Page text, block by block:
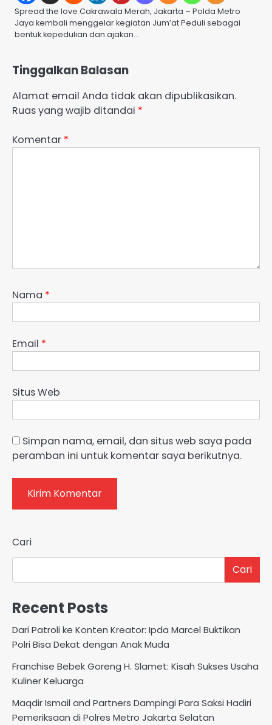
Spread the love Cakrawala Merah, Jakarta – Polda Metro
Jaya kembali menggelar kegiatan Jum’at Peduli sebagai
bentuk kepedulian dan ajakan…
Tinggalkan Balasan
Alamat email Anda tidak akan dipublikasikan.
Ruas yang wajib ditandai *
Komentar *
Nama *
Email *
Situs Web
Simpan nama, email, dan situs web saya pada
peramban ini untuk komentar saya berikutnya.
Cari
Cari
Recent Posts
Dari Patroli ke Konten Kreator: Ipda Marcel Buktikan
Polri Bisa Dekat dengan Anak Muda
Franchise Bebek Goreng H. Slamet: Kisah Sukses Usaha
Kuliner Keluarga
Maqdir Ismail and Partners Dampingi Para Saksi Hadiri
Pemeriksaan di Polres Metro Jakarta Selatan